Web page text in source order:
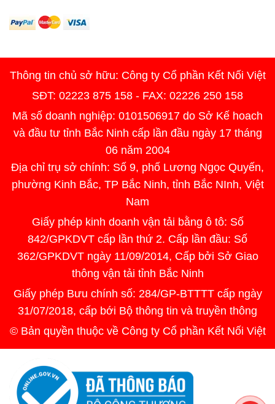
Thông tin chủ sở hữu: Công ty Cổ phần Kết Nối Việt
SĐT: 02223 875 158 - FAX: 02226 250 158
Mã số doanh nghiệp: 0101506917 do Sở Kế hoach
và đầu tư tỉnh Bắc Ninh cấp lần đầu ngày 17 tháng
06 năm 2004
Địa chỉ trụ sở chính: Số 9, phố Lương Ngọc Quyến,
phường Kinh Bắc, TP Bắc Ninh, tỉnh Bắc NInh, Việt
Nam
Giấy phép kinh doanh vận tải bằng ô tô: Số
842/GPKDVT cấp lần thứ 2. Cấp lần đầu: Số
362/GPKDVT ngày 11/09/2014, Cấp bởi Sở Giao
thông vận tải tỉnh Bắc Ninh
Giấy phép Bưu chính số: 284/GP-BTTTT cấp ngày
31/07/2018, cấp bới Bộ thông tin và truyền thông
© Bản quyền thuộc về Công ty Cổ phần Kết Nối Việt